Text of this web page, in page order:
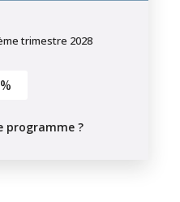
trimestre 2028
programme ?